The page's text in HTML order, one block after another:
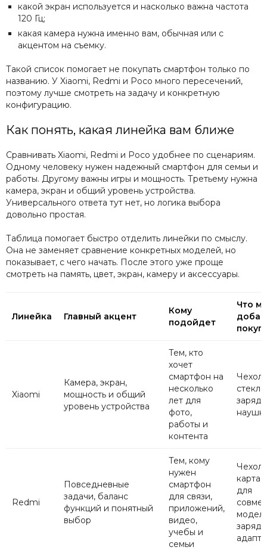
какой экран используется и насколько важна частота
120 Гц;
какая камера нужна именно вам, обычная или с
акцентом на съемку.
Такой список помогает не покупать смартфон только по
названию. У Xiaomi, Redmi и Poco много пересечений,
поэтому лучше смотреть на задачу и конкретную
конфигурацию.
Как понять, какая линейка вам ближе
Сравнивать Xiaomi, Redmi и Poco удобнее по сценариям.
Одному человеку нужен надежный смартфон для семьи и
работы. Другому важны игры и мощность. Третьему нужна
камера, экран и общий уровень устройства.
Универсального ответа тут нет, но логика выбора
довольно простая.
Таблица помогает быстро отделить линейки по смыслу.
Она не заменяет сравнение конкретных моделей, но
показывает, с чего начать. После этого уже проще
смотреть на память, цвет, экран, камеру и аксессуары.
Линейка Главный акцент
Кому
подойдет
Что
Xiaomi
Камера, экран,
мощность и общий
уровень устройства
Тем, кто
хочет
смартфон на
несколько
лет для
фото,
работы и
контента
Redmi
Повседневные
задачи, баланс
функций и понятный
выбор
Тем, кому
нужен
смартфон
для связи,
приложений,
видео,
учебы и
семьи
Чехол,
карта
для